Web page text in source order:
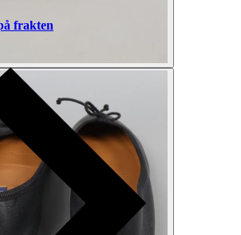
frakten